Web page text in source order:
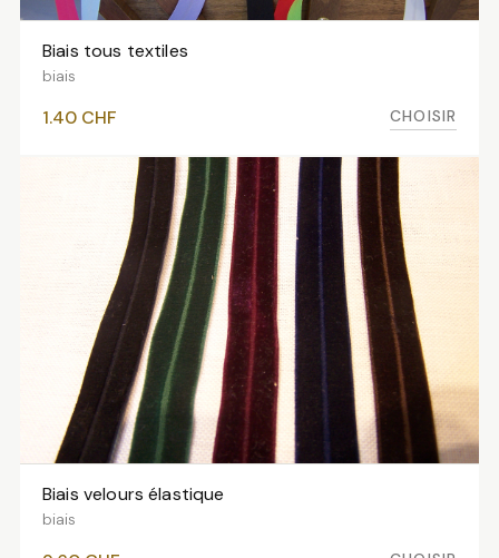
VOIR LES VARIANTES
Biais tous textiles
biais
1.40 CHF CHOISIR
VOIR LES VARIANTES
Biais velours élastique
biais